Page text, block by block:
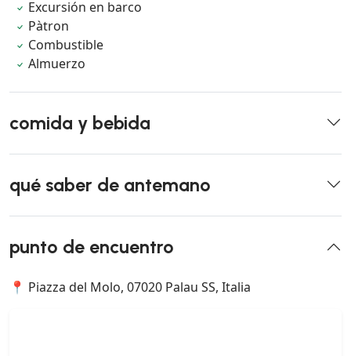
Excursión en barco
Pàtron
Combustible
Almuerzo
comida y bebida
qué saber de antemano
punto de encuentro
📍 Piazza del Molo, 07020 Palau SS, Italia